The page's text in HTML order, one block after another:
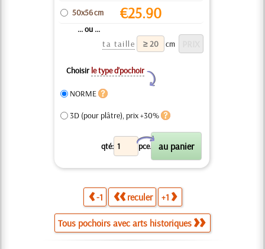
50x56 cm €25.90
... ou ...
ta taille
cm
Choisir le type d’pochoir
Y
NORME
3D (pour plâtre), prix +30%
qté: pce.
X
-1 reculer +1
Tous pochoirs avec arts historiques